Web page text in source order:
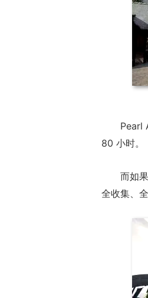
Pearl
80 小时。
而如
全收集、